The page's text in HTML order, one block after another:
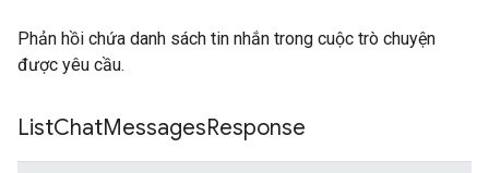
Phản hồi chứa danh sách tin nhắn trong cuộc trò chuyện
được yêu cầu.
ListChatMessagesResponse